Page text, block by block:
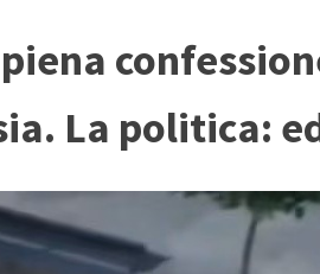
La politica: